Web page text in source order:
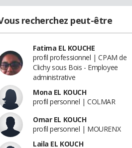
recherchez peut-être
Fatima EL KOUCHE
profil professionnel | CPAM de
Clichy sous Bois - Employee
administrative
Mona EL KOUCH
profil personnel | COLMAR
Omar EL KOUCH
profil personnel | MOURENX
Laila EL KOUCH